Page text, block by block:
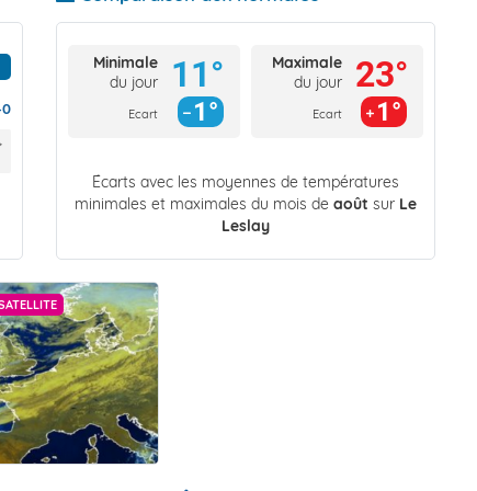
Minimale
du jour
Ecart
11°
1°
Maximale
du jour
Ecart
23°
1°
Écarts avec les moyennes de températures
minimales et maximales du mois de août sur Le
Leslay